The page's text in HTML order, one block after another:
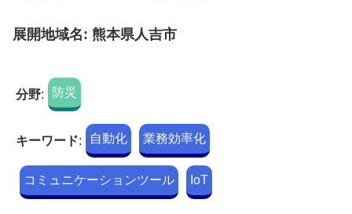
展開地域名: 熊本県人吉市
分野: 防災
キーワード: 自動化 業務効率化
コミュニケーションツール IoT